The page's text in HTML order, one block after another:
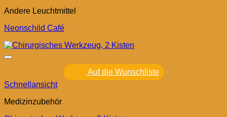
Andere Leuchtmittel
Neonschild Café
Auf die Wunschliste
Schnellansicht
Medizinzubehör